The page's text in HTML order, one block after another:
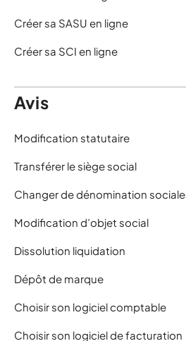
Créer sa SASU en ligne
Créer sa SCI en ligne
Avis
Modification statutaire
Transférer le siège social
Changer de dénomination sociale
Modification d’objet social
Dissolution liquidation
Dépôt de marque
Choisir son logiciel comptable
Choisir son logiciel de facturation